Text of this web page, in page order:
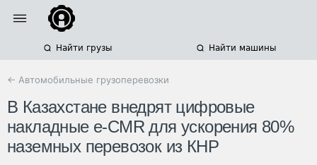
Найти грузы Найти машины
← Автомобильные грузоперевозки
В Казахстане внедрят цифровые
накладные e-CMR для ускорения 80%
наземных перевозок из КНР